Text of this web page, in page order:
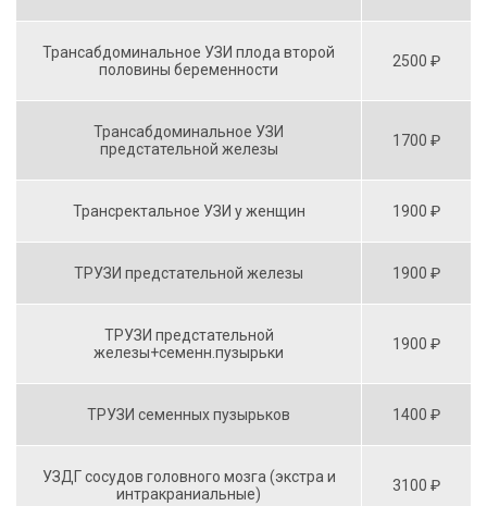
Трансабдоминальное УЗИ плода второй
половины беременности
2500 ₽
Трансабдоминальное УЗИ
предстательной железы
1700 ₽
Трансректальное УЗИ у женщин 1900 ₽
ТРУЗИ предстательной железы 1900 ₽
ТРУЗИ предстательной
железы+семенн.пузырьки
1900 ₽
ТРУЗИ семенных пузырьков 1400 ₽
УЗДГ сосудов головного мозга (экстра и
интракраниальные)
3100 ₽